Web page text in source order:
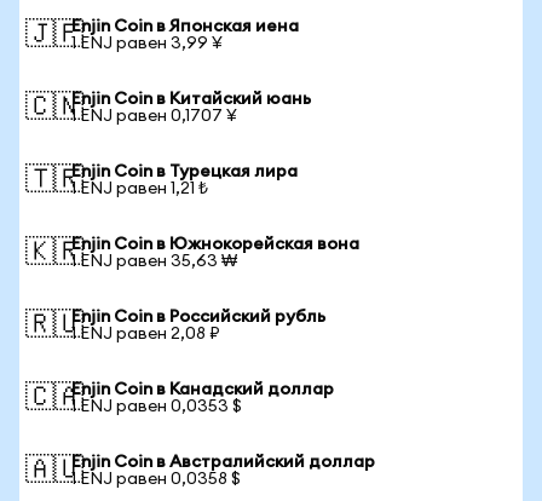
🇯🇵Enjin Coin в Японская иена
1 ENJ равен 3,99 ¥
🇨🇳Enjin Coin в Китайский юань
1 ENJ равен 0,1707 ¥
🇹🇷Enjin Coin в Турецкая лира
1 ENJ равен 1,21 ₺
🇰🇷Enjin Coin в Южнокорейская вона
1 ENJ равен 35,63 ₩
🇷🇺Enjin Coin в Российский рубль
1 ENJ равен 2,08 ₽
🇨🇦Enjin Coin в Канадский доллар
1 ENJ равен 0,0353 $
🇦🇺Enjin Coin в Австралийский доллар
1 ENJ равен 0,0358 $